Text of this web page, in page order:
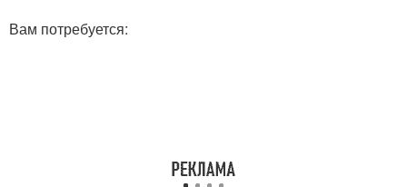
Вам потребуется: